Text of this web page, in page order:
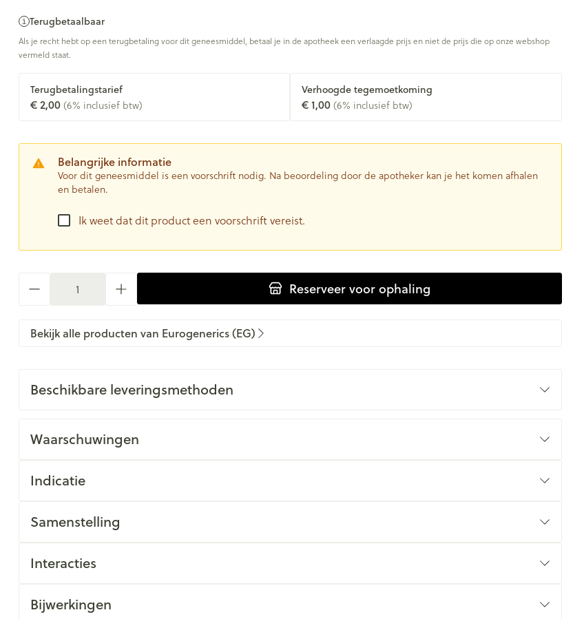
Terugbetaalbaar
Als je recht hebt op een terugbetaling voor dit geneesmiddel, betaal je in de apotheek een verlaagde prijs en niet de prijs die op onze webshop
vermeld staat.
Terugbetalingstarief
€ 2,00 (6% inclusief btw)
Verhoogde tegemoetkoming
€ 1,00 (6% inclusief btw)
Belangrijke informatie
Voor dit geneesmiddel is een voorschrift nodig. Na beoordeling door de apotheker kan je het komen afhalen
en betalen.
Ik weet dat dit product een voorschrift vereist.
Reserveervoor ophaling
Bekijk alle producten van Eurogenerics (EG)
Beschikbare leveringsmethoden
Waarschuwingen
Indicatie
Samenstelling
Interacties
Bijwerkingen